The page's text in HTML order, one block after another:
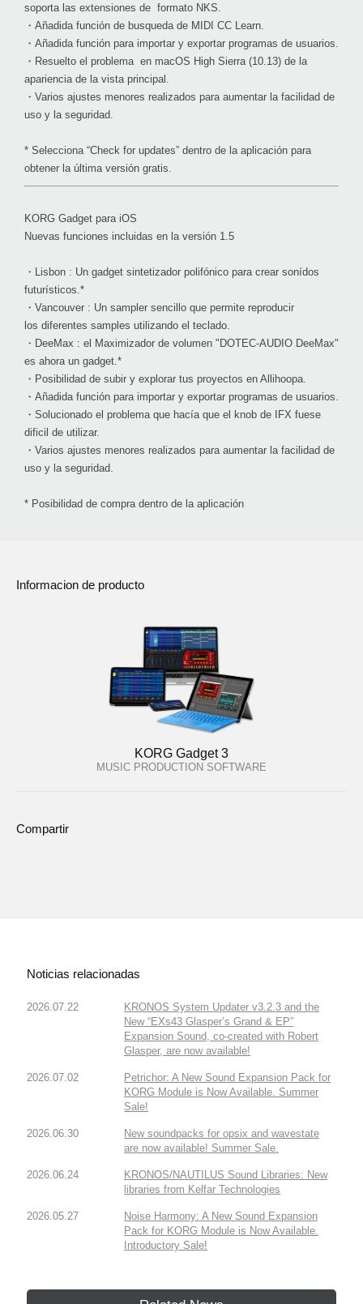
soporta las extensiones de formato NKS.
・Añadida función de busqueda de MIDI CC Learn.
・Añadida función para importar y exportar programas de usuarios.
・Resuelto el problema en macOS High Sierra (10.13) de la
apariencia de la vista principal.
・Varios ajustes menores realizados para aumentar la facilidad de
uso y la seguridad.
* Selecciona “Check for updates” dentro de la aplicación para
obtener la última versión gratis.
KORG Gadget para iOS
Nuevas funciones incluidas en la versión 1.5
・Lisbon : Un gadget sintetizador polifónico para crear sonídos
futurísticos.*
・Vancouver : Un sampler sencillo que permite reproducir
los diferentes samples utilizando el teclado.
・DeeMax : el Maximizador de volumen "DOTEC-AUDIO DeeMax"
es ahora un gadget.*
・Posibilidad de subir y explorar tus proyectos en Allihoopa.
・Añadida función para importar y exportar programas de usuarios.
・Solucionado el problema que hacía que el knob de IFX fuese
dificil de utilizar.
・Varios ajustes menores realizados para aumentar la facilidad de
uso y la seguridad.
* Posibilidad de compra dentro de la aplicación
Informacion de producto
KORG Gadget 3
MUSIC PRODUCTION SOFTWARE
Compartir
Noticias relacionadas
2026.07.22
KRONOS System Updater v3.2.3 and the
New “EXs43 Glasper’s Grand & EP”
Expansion Sound, co-created with Robert
Glasper, are now available!
2026.07.02
Petrichor: A New Sound Expansion Pack for
KORG Module is Now Available. Summer
Sale!
2026.06.30
New soundpacks for opsix and wavestate
are now available! Summer Sale.
2026.06.24
KRONOS/NAUTILUS Sound Libraries: New
libraries from Kelfar Technologies
2026.05.27
Noise Harmony: A New Sound Expansion
Pack for KORG Module is Now Available.
Introductory Sale!